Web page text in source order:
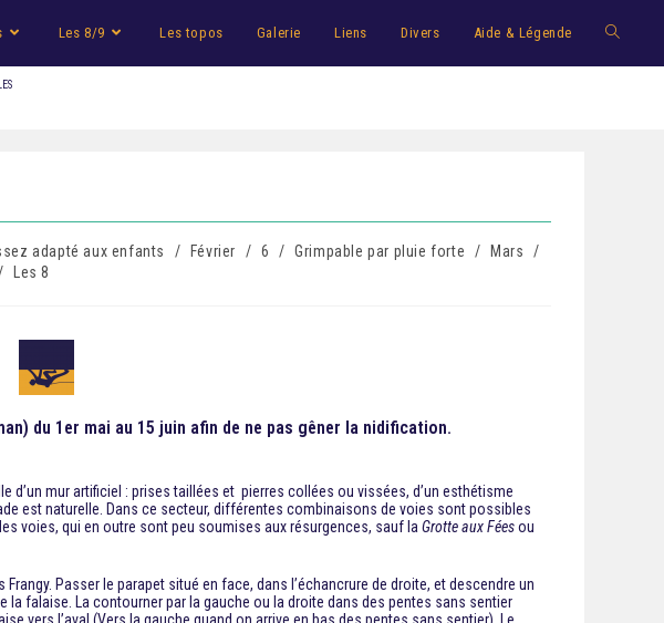
Les 8/9 Les topos Galerie Liens Divers Aide & Légende
adapté aux enfants / Février / 6 / Grimpable par pluie forte / Mars
/
Les 8
du 1er mai au 15 juin afin de ne pas gêner la nidification.
d’un mur artificiel : prises taillées et pierres collées ou vissées, d’un esthétisme
est naturelle. Dans ce secteur, différentes combinaisons de voies sont possibles
voies, qui en outre sont peu soumises aux résurgences, sauf la Grotte aux Féesou
Passer le parapet situé en face, dans l’échancrure de droite, et descendre un
la falaise. La contourner par la gauche ou la droite dans des pentes sans sentier